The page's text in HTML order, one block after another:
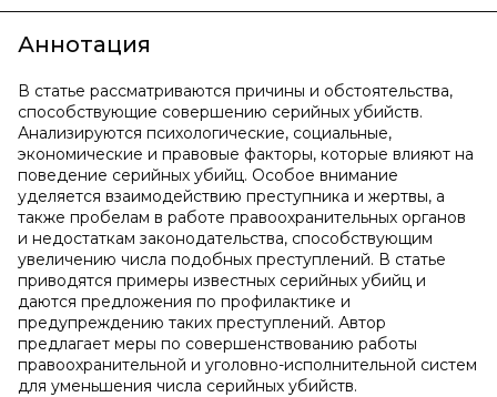
Аннотация
В статье рассматриваются причины и обстоятельства,
способствующие совершению серийных убийств.
Анализируются психологические, социальные,
экономические и правовые факторы, которые влияют на
поведение серийных убийц. Особое внимание
уделяется взаимодействию преступника и жертвы, а
также пробелам в работе правоохранительных органов
и недостаткам законодательства, способствующим
увеличению числа подобных преступлений. В статье
приводятся примеры известных серийных убийц и
даются предложения по профилактике и
предупреждению таких преступлений. Автор
предлагает меры по совершенствованию работы
правоохранительной и уголовно-исполнительной систем
для уменьшения числа серийных убийств.